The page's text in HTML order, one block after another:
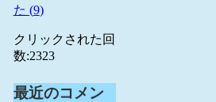
た (9)
クリックされた回
数:2323
最近のコメン